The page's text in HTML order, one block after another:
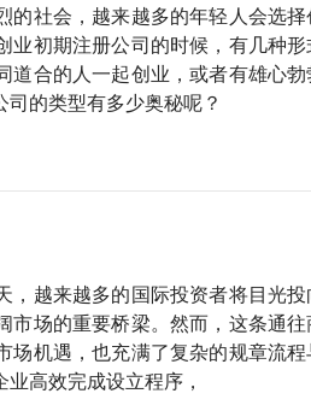
的社会，越来越多的年轻人会选
业初期注册公司的时候，有几种
道合的人一起创业，或者有雄心
的类型有多少奥秘呢？
，越来越多的国际投资者将目光
市场的重要桥梁。然而，这条通
场机遇，也充满了复杂的规章流
高效完成设立程序，